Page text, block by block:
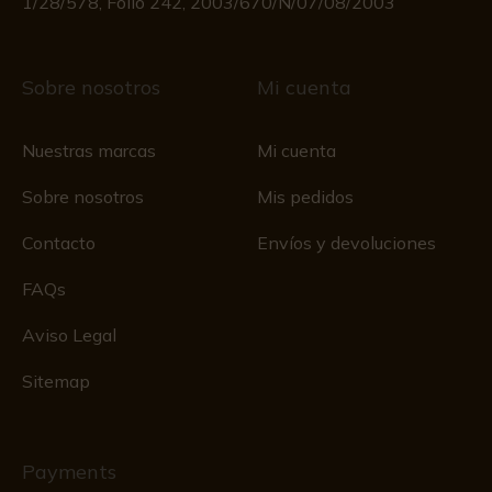
Sobre nosotros
Nuestras marcas
Sobre nosotros
Contacto
FAQs
Aviso Legal
Sitemap
Mi cuenta
Mi cuenta
Mis pedidos
Envíos y devoluciones
Payments